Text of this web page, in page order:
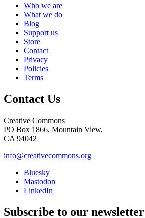
Who we are
What we do
Blog
Support us
Store
Contact
Privacy
Policies
Terms
Contact Us
Creative Commons
PO Box 1866, Mountain View,
CA 94042
info@creativecommons.org
Bluesky
Mastodon
LinkedIn
Subscribe to our newsletter